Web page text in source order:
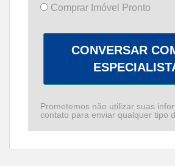
Comprar Imóvel Pronto
CONVERSAR
Prometemos não utilizar suas
contato para enviar qualquer tipo